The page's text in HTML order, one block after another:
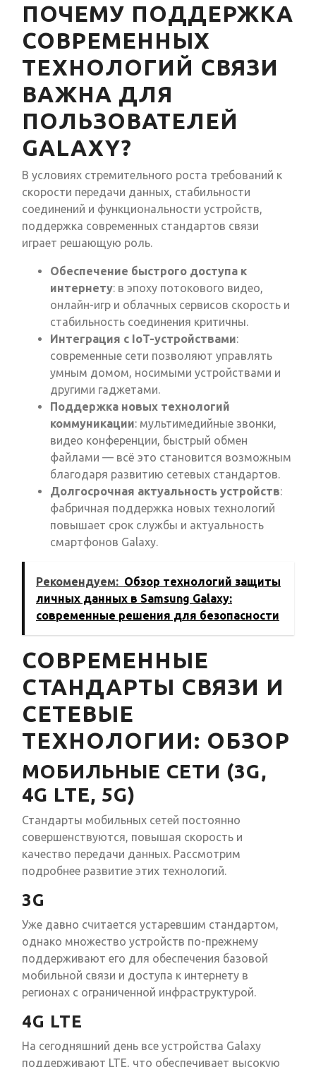
ПОЧЕМУ ПОДДЕРЖКА
СОВРЕМЕННЫХ
ТЕХНОЛОГИЙ СВЯЗИ
ВАЖНА ДЛЯ
ПОЛЬЗОВАТЕЛЕЙ
GALAXY?
В условиях стремительного роста требований к
скорости передачи данных, стабильности
соединений и функциональности устройств,
поддержка современных стандартов связи
играет решающую роль.
Обеспечение быстрого доступа к
интернету: в эпоху потокового видео,
онлайн-игр и облачных сервисов скорость и
стабильность соединения критичны.
Интеграция с IoT-устройствами:
современные сети позволяют управлять
умным домом, носимыми устройствами и
другими гаджетами.
Поддержка новых технологий
коммуникации: мультимедийные звонки,
видео конференции, быстрый обмен
файлами — всё это становится возможным
благодаря развитию сетевых стандартов.
Долгосрочная актуальность устройств:
фабричная поддержка новых технологий
повышает срок службы и актуальность
смартфонов Galaxy.
Рекомендуем: Обзор технологий защиты
личных данных в Samsung Galaxy:
современные решения для безопасности
СОВРЕМЕННЫЕ
СТАНДАРТЫ СВЯЗИ И
СЕТЕВЫЕ
ТЕХНОЛОГИИ: ОБЗОР
МОБИЛЬНЫЕ СЕТИ (3G,
4G LTE, 5G)
Стандарты мобильных сетей постоянно
совершенствуются, повышая скорость и
качество передачи данных. Рассмотрим
подробнее развитие этих технологий.
3G
Уже давно считается устаревшим стандартом,
однако множество устройств по-прежнему
поддерживают его для обеспечения базовой
мобильной связи и доступа к интернету в
регионах с ограниченной инфраструктурой.
4G LTE
На сегодняшний день все устройства Galaxy
поддерживают LTE, что обеспечивает высокую